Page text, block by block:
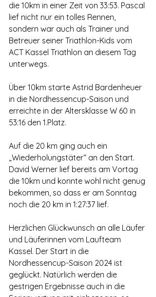
die 10km in einer Zeit von 33:53. Pascal
lief nicht nur ein tolles Rennen,
sondern war auch als Trainer und
Betreuer seiner Triathlon-Kids vom
ACT Kassel Triathlon an diesem Tag
unterwegs.
Über 10km starte Astrid Bardenheuer
in die Nordhessencup-Saison und
erreichte in der Altersklasse W 60 in
53:16 den 1.Platz.
Auf die 20 km ging auch ein
„Wiederholungstäter“ an den Start.
David Werner lief bereits am Vortag
die 10km und konnte wohl nicht genug
bekommen, so dass er am Sonntag
noch die 20 km in 1:27:37 lief.
Herzlichen Glückwunsch an alle Läufer
und Läuferinnen vom Laufteam
Kassel. Der Start in die
Nordhessencup-Saison 2024 ist
geglückt. Natürlich werden die
gestrigen Ergebnisse auch in die